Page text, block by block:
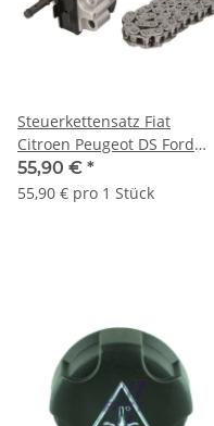
Steuerkettensatz Fiat
Citroen Peugeot DS Ford
Opel Lancia Toyota KTC1066
0816F6
55,90 € *
55,90 € pro 1 Stück